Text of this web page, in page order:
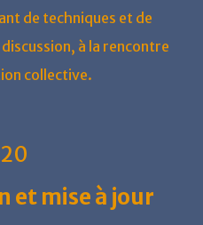
de techniques et de
à la rencontre
collective.
et mise à jour